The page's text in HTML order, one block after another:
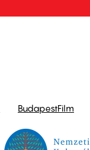
BudapestFilm